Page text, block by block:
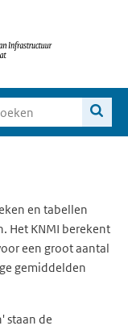
en tabellen
Het KNMI berekent
een groot aantal
gemiddelden
staan de